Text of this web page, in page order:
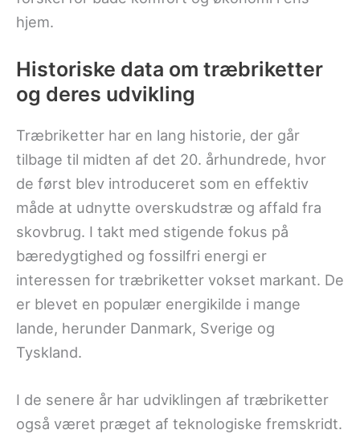
hjem.
Historiske data om træbriketter
og deres udvikling
Træbriketter har en lang historie, der går
tilbage til midten af det 20. århundrede, hvor
de først blev introduceret som en effektiv
måde at udnytte overskudstræ og affald fra
skovbrug. I takt med stigende fokus på
bæredygtighed og fossilfri energi er
interessen for træbriketter vokset markant. De
er blevet en populær energikilde i mange
lande, herunder Danmark, Sverige og
Tyskland.
I de senere år har udviklingen af træbriketter
også været præget af teknologiske fremskridt.